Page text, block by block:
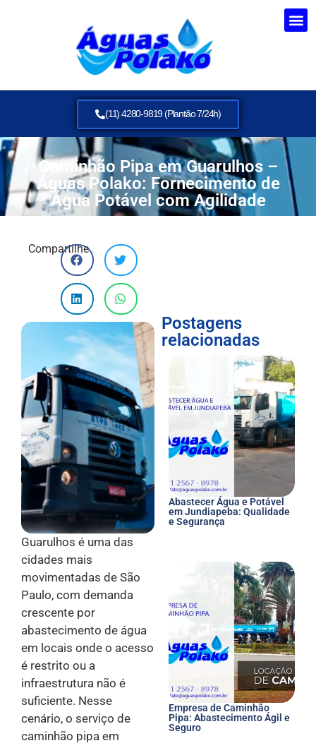
(11) 4280-9819 (Plantão 7/24h)
Caminhão Pipa em Guarulhos –
Águas Polako: Fornecimento de
Água Potável com Agilidade
Compartilhe
Guarulhos é uma das
cidades mais
movimentadas de São
Paulo, com demanda
crescente por
abastecimento de água
em locais onde o acesso
é restrito ou a
infraestrutura não é
suficiente. Nesse
cenário, o serviço de
caminhão pipa em
Postagens
relacionadas
Abastecer Água e Potável
em Jundiapeba: Qualidade
e Segurança
Empresa de Caminhão
Pipa: Abastecimento Ágil e
Seguro